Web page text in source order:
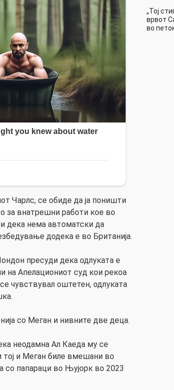
Чарлс, се обиде да ја поништи
за внатрешни работи кое во
дека нема автоматски да
додека е во Британија.
пресуди дека одлуката е
на Апелациониот суд кои рекоа
чувствувал оштетен, одлуката
со Меган и нивните две деца.
неодамна Ал Каеда му се
тој и Меган биле вмешани во
со папараци во Њујорк во 2023
„Тој
врвот
во